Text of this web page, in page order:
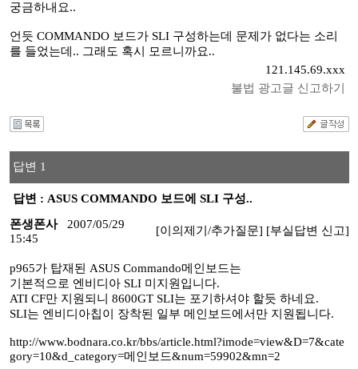
궁금하내요..
언듯 COMMANDO 보드가 SLI 구성하는데 문제가 없다는 소리
를 들었는데.. 그래도 혹시 모르니까요..
121.145.69.xxx
불법 광고글 신고하기
답변 1
답변 : ASUS COMMANDO 보드에 SLI 구성..
폰생폰사
2007/05/29
15:45
[이의제기/추가질문] [부실답변 신고]
p965가 탑재된 ASUS Commando메인보드는
기본적으로 엔비디아 SLI 미지원입니다.
ATI CF만 지원되니 8600GT SLI는 포기하셔야 할듯 하네요.
SLI는 엔비디아칩이 장착된 일부 메인보드에서만 지원됩니다.
http://www.bodnara.co.kr/bbs/article.html?imode=view&D=7&cate
gory=10&d_category=메인보드&num=59902&mn=2